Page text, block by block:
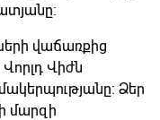
վաճառքից
Վորլդ Վիժն
Ձեր
մարզի